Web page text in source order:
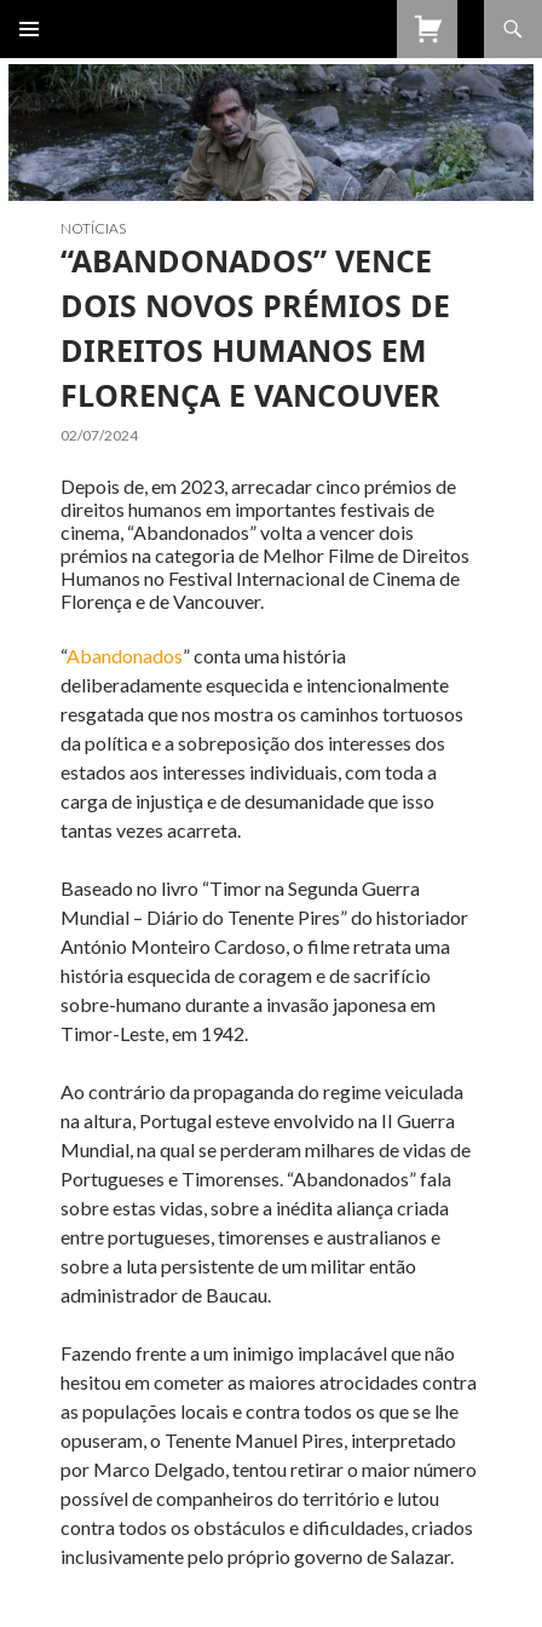
PARA
O
CONTEÚDO
NOTÍCIAS
“ABANDONADOS” VENCE
DOIS NOVOS PRÉMIOS DE
DIREITOS HUMANOS EM
FLORENÇA E VANCOUVER
02/07/2024
Depois de, em 2023, arrecadar cinco prémios de
direitos humanos em importantes festivais de
cinema, “Abandonados” volta a vencer dois
prémios na categoria de Melhor Filme de Direitos
Humanos no Festival Internacional de Cinema de
Florença e de Vancouver.
“Abandonados” conta uma história
deliberadamente esquecida e intencionalmente
resgatada que nos mostra os caminhos tortuosos
da política e a sobreposição dos interesses dos
estados aos interesses individuais, com toda a
carga de injustiça e de desumanidade que isso
tantas vezes acarreta.
Baseado no livro “Timor na Segunda Guerra
Mundial – Diário do Tenente Pires” do historiador
António Monteiro Cardoso, o filme retrata uma
história esquecida de coragem e de sacrifício
sobre-humano durante a invasão japonesa em
Timor-Leste, em 1942.
Ao contrário da propaganda do regime veiculada
na altura, Portugal esteve envolvido na II Guerra
Mundial, na qual se perderam milhares de vidas de
Portugueses e Timorenses. “Abandonados” fala
sobre estas vidas, sobre a inédita aliança criada
entre portugueses, timorenses e australianos e
sobre a luta persistente de um militar então
administrador de Baucau.
Fazendo frente a um inimigo implacável que não
hesitou em cometer as maiores atrocidades contra
as populações locais e contra todos os que se lhe
opuseram, o Tenente Manuel Pires, interpretado
por Marco Delgado, tentou retirar o maior número
possível de companheiros do território e lutou
contra todos os obstáculos e dificuldades, criados
inclusivamente pelo próprio governo de Salazar.